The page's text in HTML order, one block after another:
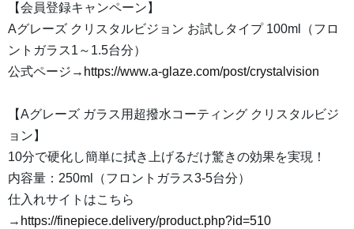
【会員登録キャンペーン】
Aグレーズ クリスタルビジョン お試しタイプ 100ml（フロ
ントガラス1～1.5台分）
公式ページ→ https://www.a-glaze.com/post/crystalvision
【Aグレーズ ガラス用超撥水コーティング クリスタルビジ
ョン】
10分で硬化し簡単に拭き上げるだけ驚きの効果を実現！
内容量：250ml（フロントガラス3-5台分）
仕入れサイトはこちら
→ https://finepiece.delivery/product.php?id=510